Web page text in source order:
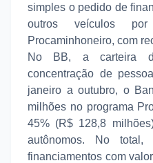
simples o pedido de
outros veículos
Procaminhoneiro, com
No BB, a carteira
concentração de
janeiro a outubro, o
milhões no programa
45% (R$ 128,8
autônomos. No total,
financiamentos com